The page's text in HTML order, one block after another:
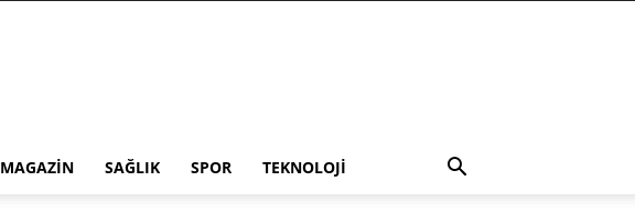
MAGAZIN SAĞLIK SPOR TEKNOLOJI